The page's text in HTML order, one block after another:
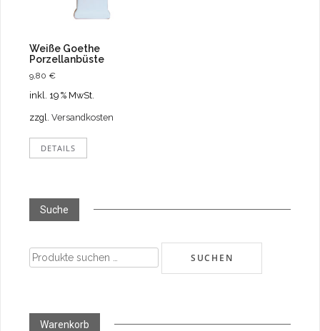
Weiße Goethe
Porzellanbüste
9,80 €
inkl. 19 % MwSt.
zzgl. Versandkosten
DETAILS
Suche
Suchen
nach:
SUCHEN
Warenkorb